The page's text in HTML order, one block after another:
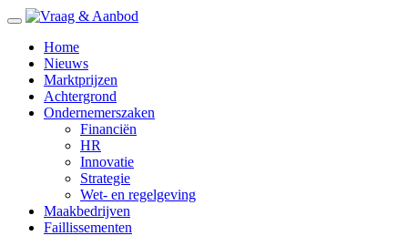
Home
Nieuws
Marktprijzen
Achtergrond
Ondernemerszaken
Financiën
HR
Innovatie
Strategie
Wet- en regelgeving
Maakbedrijven
Faillissementen